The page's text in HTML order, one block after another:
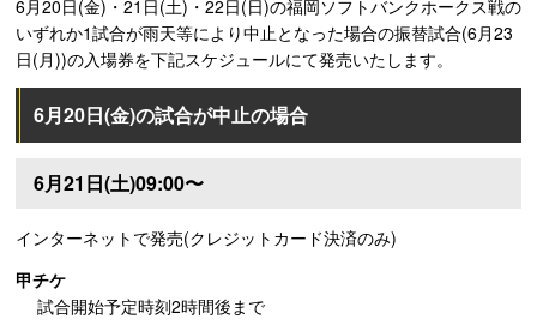
6月20日(金)・21日(土)・22日(日)の福岡ソフトバンクホークス戦の
いずれか1試合が雨天等により中止となった場合の振替試合(6月23
日(月))の入場券を下記スケジュールにて発売いたします。
6月20日(金)の試合が中止の場合
6月21日(土)09:00〜
インターネットで発売(クレジットカード決済のみ)
甲チケ
試合開始予定時刻2時間後まで